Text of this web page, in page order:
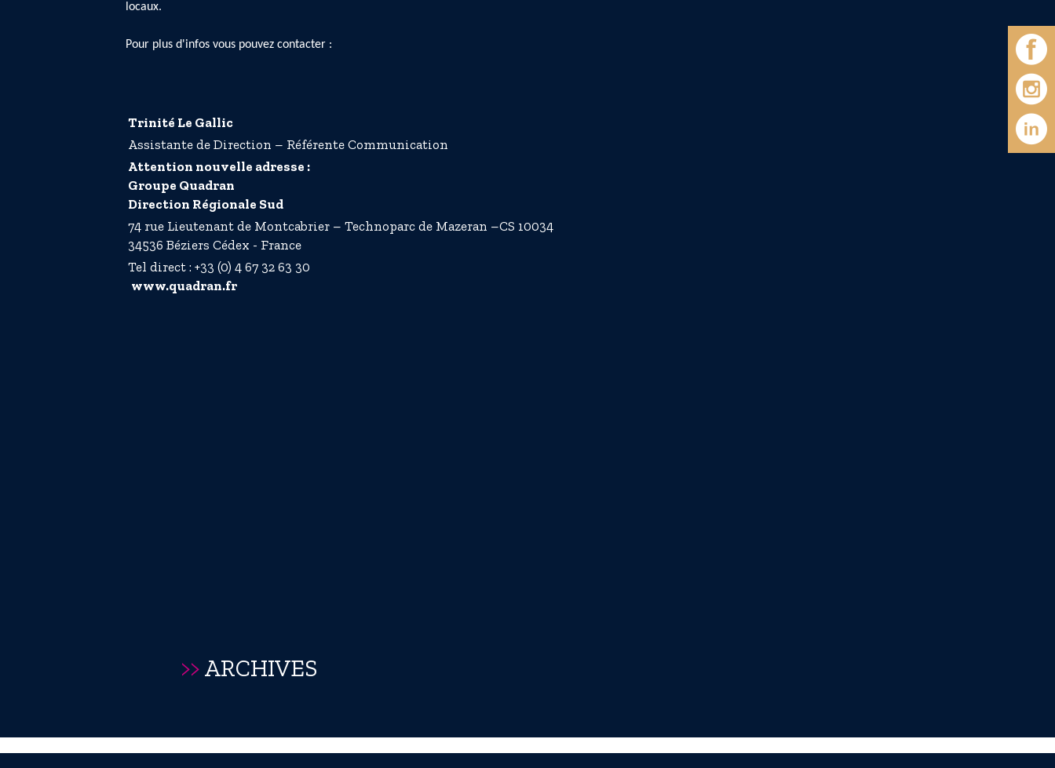
locaux.
Pour plus d'infos vous pouvez contacter :
Trinité Le Gallic
Assistante de Direction – Référente Communication
Attention nouvelle adresse :
Groupe Quadran
Direction Régionale Sud
74 rue Lieutenant de Montcabrier – Technoparc de Mazeran –CS 10034
34536 Béziers Cédex - France
Tel direct : +33 (0) 4 67 32 63 30
www.quadran.fr
>>ARCHIVES